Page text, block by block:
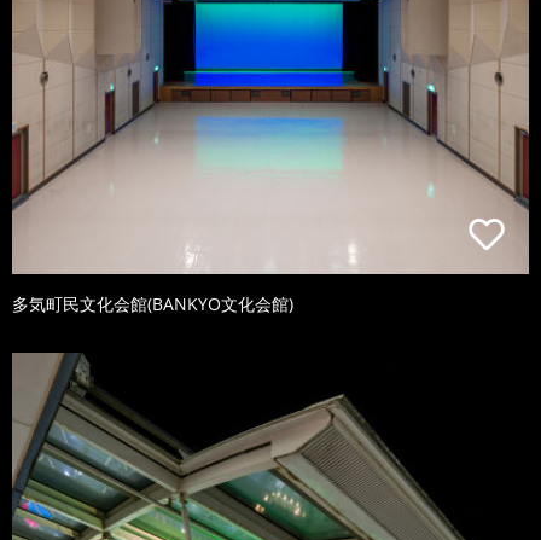
多気町民文化会館(BANKYO文化会館)